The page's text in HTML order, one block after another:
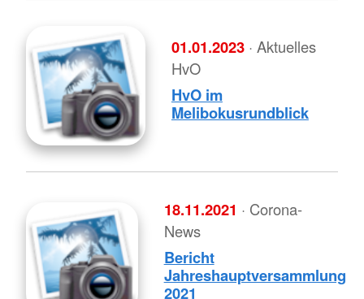
01.01.2023 · Aktuelles
HvO
HvO im
Melibokusrundblick
18.11.2021 · Corona-
News
Bericht
Jahreshauptversammlung
2021